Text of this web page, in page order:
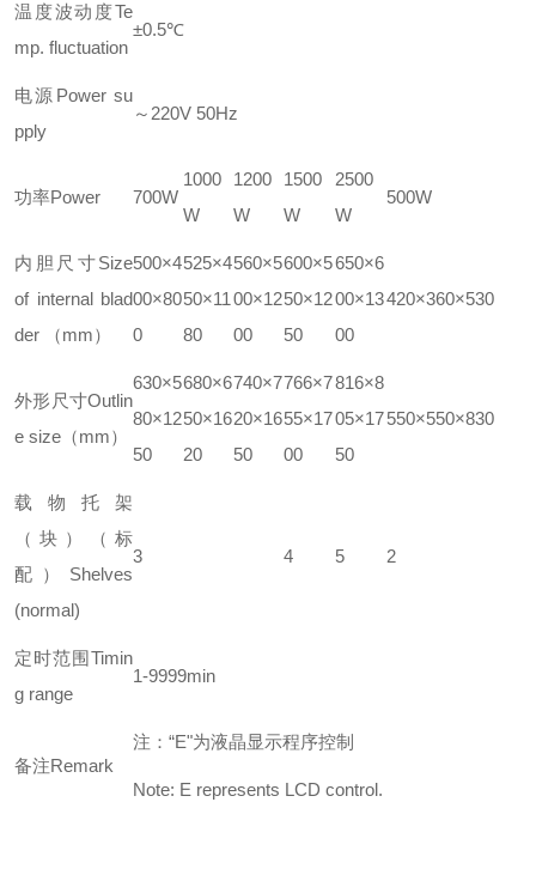
温度波动度Te
mp. fluctuation
±0.5℃
电源Power su
pply
～220V 50Hz
功率Power 700W
1000
W
1200
W
1500
W
2500
W
500W
内胆尺寸Size
of internal blad
der （mm）
500×4
00×80
0
525×4
50×11
80
560×5
00×12
00
600×5
50×12
50
650×6
00×13
00
420×360×530
外形尺寸Outlin
e size（mm）
630×5
80×12
50
680×6
50×16
20
740×7
20×16
50
766×7
55×17
00
816×8
05×17
50
550×550×830
载物托架
（块）（标
配）Shelves
(normal)
3 4 5 2
定时范围Timin
g range
1-9999min
备注Remark
注：“E"为液晶显示程序控制
Note: E represents LCD control.